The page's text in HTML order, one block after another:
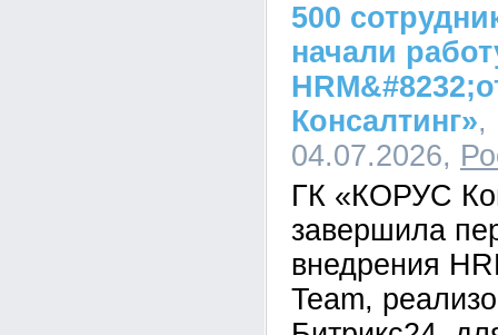
500
начали
Консалтинг»,
04.07.2026,
ГК «КОРУС
завершила
внедрения
Team,